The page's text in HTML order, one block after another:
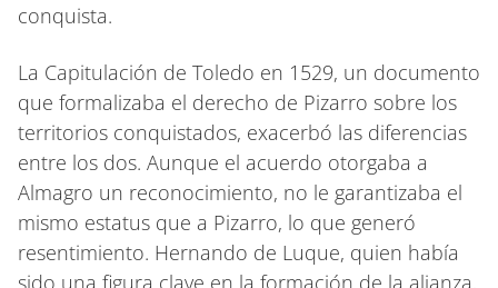
conquista.
La Capitulación de Toledo en 1529, un documento
que formalizaba el derecho de Pizarro sobre los
territorios conquistados, exacerbó las diferencias
entre los dos. Aunque el acuerdo otorgaba a
Almagro un reconocimiento, no le garantizaba el
mismo estatus que a Pizarro, lo que generó
resentimiento. Hernando de Luque, quien había
sido una figura clave en la formación de la alianza,